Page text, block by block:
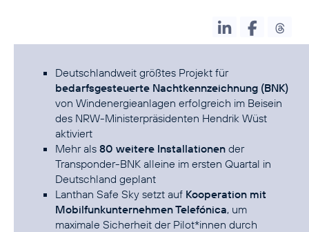
Deutschlandweit größtes Projekt für
bedarfsgesteuerte Nachtkennzeichnung (BNK)
von Windenergieanlagen erfolgreich im Beisein
des NRW-Ministerpräsidenten Hendrik Wüst
aktiviert
Mehr als 80 weitere Installationen der
Transponder-BNK alleine im ersten Quartal in
Deutschland geplant
Lanthan Safe Sky setzt auf Kooperation mit
Mobilfunkunternehmen Telefónica, um
maximale Sicherheit der Pilot*innen durch